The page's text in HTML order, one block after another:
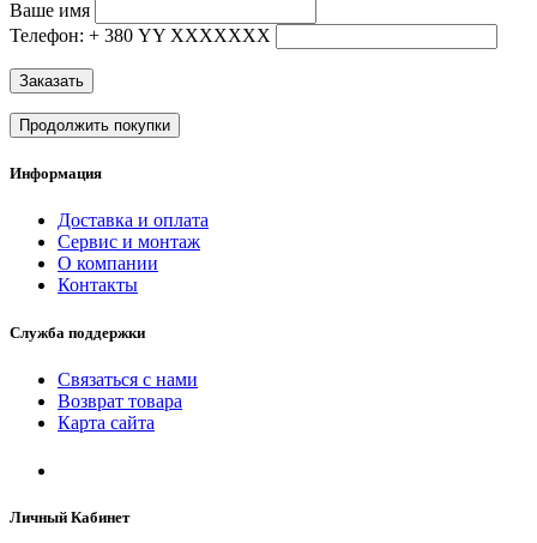
Ваше имя
Телефон: + 380 YY ХХХХХХХ
Заказать
Продолжить покупки
Информация
Доставка и оплата
Сервис и монтаж
О компании
Контакты
Служба поддержки
Связаться с нами
Возврат товара
Карта сайта
Личный Кабинет